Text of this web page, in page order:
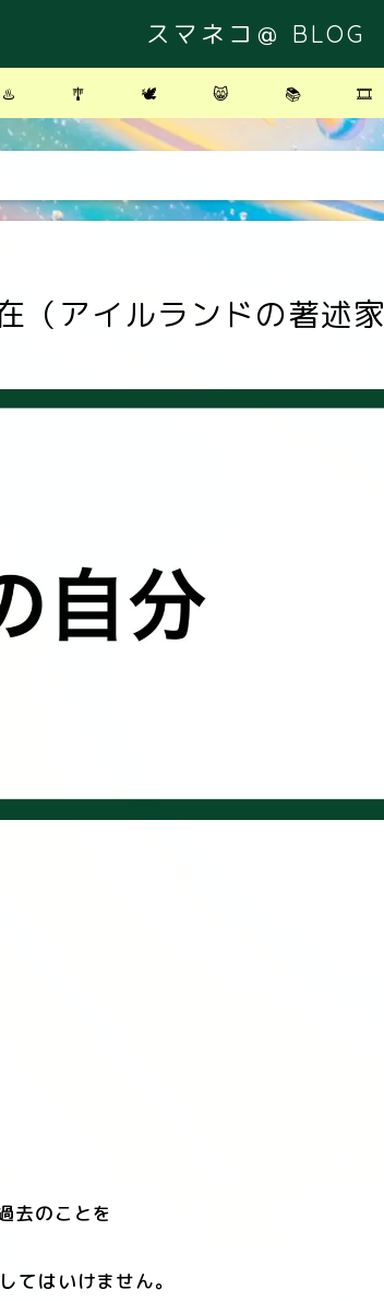
スマネコ＠ BLOG
♨️ 🎐 🕊 😸 📚 🎞
（アイルランドの著述家
去のことを
てはいけません。